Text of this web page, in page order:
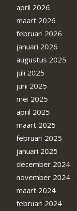
april 2026
maart 2026
februari 2026
januari 2026
augustus 2025
juli 2025
juni 2025
mei 2025
april 2025
maart 2025
februari 2025
januari 2025
december 2024
november 2024
maart 2024
februari 2024